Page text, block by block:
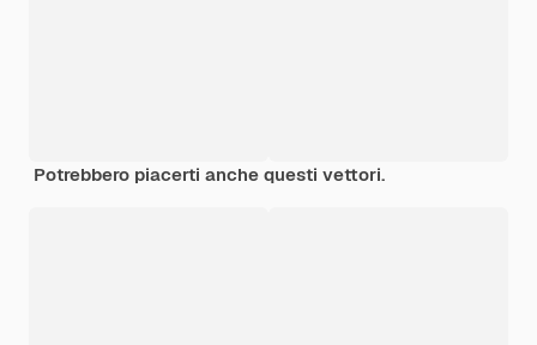
Potrebbero piacerti anche questi vettori.